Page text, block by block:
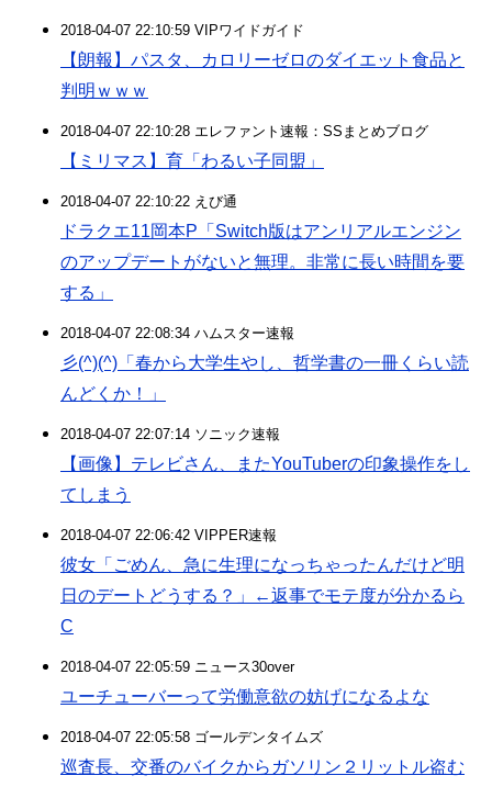
2018-04-07 22:10:59 VIPワイドガイド
【朗報】パスタ、カロリーゼロのダイエット食品と
判明ｗｗｗ
2018-04-07 22:10:28 エレファント速報：SSまとめブログ
【ミリマス】育「わるい子同盟」
2018-04-07 22:10:22 えび通
ドラクエ11岡本P「Switch版はアンリアルエンジン
のアップデートがないと無理。非常に長い時間を要
する」
2018-04-07 22:08:34 ハムスター速報
彡(^)(^)「春から大学生やし、哲学書の一冊くらい読
んどくか！」
2018-04-07 22:07:14 ソニック速報
【画像】テレビさん、またYouTuberの印象操作をし
てしまう
2018-04-07 22:06:42 VIPPER速報
彼女「ごめん、急に生理になっちゃったんだけど明
日のデートどうする？」←返事でモテ度が分かるら
C
2018-04-07 22:05:59 ニュース30over
ユーチューバーって労働意欲の妨げになるよな
2018-04-07 22:05:58 ゴールデンタイムズ
巡査長、交番のバイクからガソリン２リットル盗む